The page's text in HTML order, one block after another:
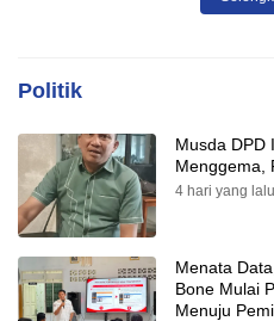
Politik
Musda DPD
Menggema,
4 hari yang lalu
Menata
Bone Mulai
Menuju